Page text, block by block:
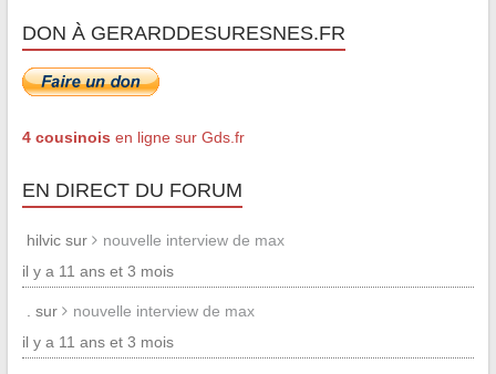
DON À GERARDDESURESNES.FR
4 cousinois en ligne sur Gds.fr
EN DIRECT DU FORUM
hilvic sur
nouvelle interview de max
il y a 11 ans et 3 mois
. sur
nouvelle interview de max
il y a 11 ans et 3 mois